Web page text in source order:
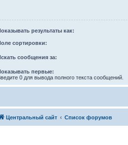
результаты как:
сортировки:
сообщения за:
первые:
0 для вывода полного текста сообщений.
Центральный сайт Список форумов